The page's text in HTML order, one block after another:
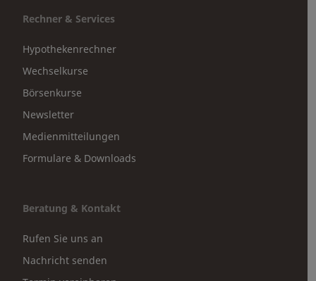
Rechner & Services
Hypothekenrechner
Wechselkurse
Börsenkurse
Newsletter
Medienmitteilungen
Formulare & Downloads
Beratung & Kontakt
Rufen Sie uns an
Nachricht senden